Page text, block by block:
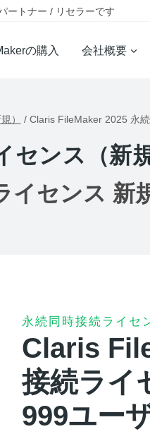
ートナー / リセラーです
の購入 会社概要
） / Claris FileMaker 2025 永
センス（新規
センス 新
永続同時接続ライセ
Claris
接続ライ
999ユーザ